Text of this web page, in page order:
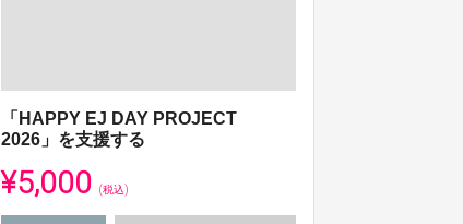
「HAPPY EJ DAY PROJECT
2026」を支援する
¥5,000 (税込)